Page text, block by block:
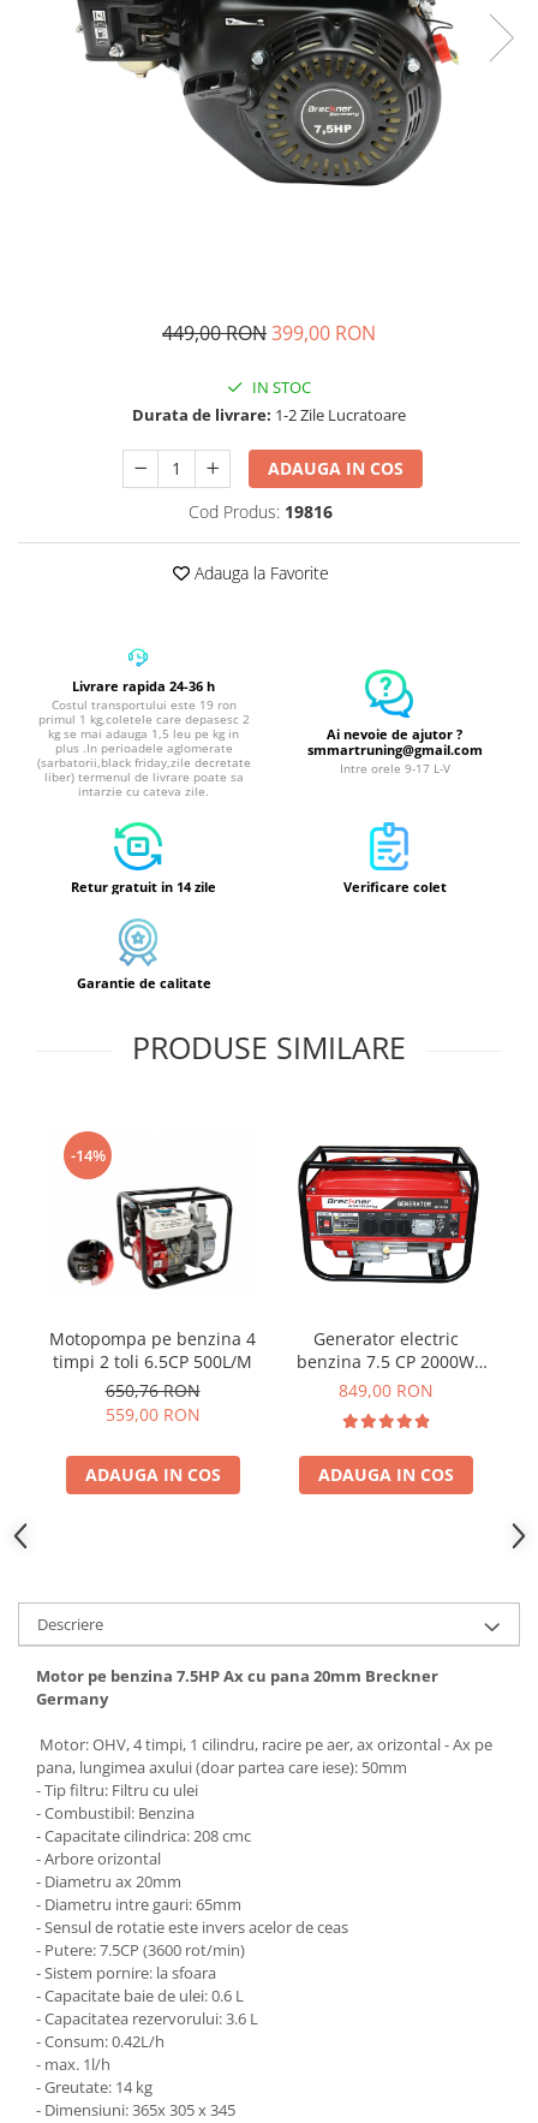
449,00 RON399,00 RON
IN STOC
Durata de livrare: 1-2 Zile Lucratoare
ADAUGA IN COS
Cod Produs: 19816
Adauga la Favorite
Livrare rapida 24-36 h
Costul transportului este 19 ron
primul 1 kg,coletele care depasesc 2
kg se mai adauga 1,5 leu pe kg in
plus .In perioadele aglomerate
(sarbatorii,black friday,zile decretate
liber) termenul de livrare poate sa
intarzie cu cateva zile.
Ai nevoie de ajutor ?
smmartruning@gmail.com
Intre orele 9-17 L-V
Retur gratuit in 14 zile Verificare colet
Garantie de calitate
PRODUSE SIMILARE
-14%
Motopompa pe benzina 4
timpi 2 toli 6.5CP 500L/M
650,76 RON
559,00 RON
ADAUGA IN COS
Generator electric
benzina 7.5 CP 2000W
220V
849,00 RON
ADAUGA IN COS
Descriere
Motor pe benzina 7.5HP Ax cu pana 20mm Breckner
Germany
Motor: OHV, 4 timpi, 1 cilindru, racire pe aer, ax orizontal - Ax pe
pana, lungimea axului (doar partea care iese): 50mm
- Tip filtru: Filtru cu ulei
- Combustibil: Benzina
- Capacitate cilindrica: 208 cmc
- Arbore orizontal
- Diametru ax 20mm
- Diametru intre gauri: 65mm
- Sensul de rotatie este invers acelor de ceas
- Putere: 7.5CP (3600 rot/min)
- Sistem pornire: la sfoara
- Capacitate baie de ulei: 0.6 L
- Capacitatea rezervorului: 3.6 L
- Consum: 0.42L/h
- max. 1l/h
- Greutate: 14 kg
- Dimensiuni: 365x 305 x 345